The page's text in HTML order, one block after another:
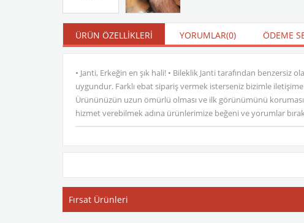
ÜRÜN ÖZELLIKLERI YORUMLAR(0) ÖDEME
• Janti, Erkeğin en şık hali! • Bileklik Janti tarafından benzersiz
uygundur. Farklı ebat sipariş vermek isterseniz bizimle
Ürününüzün uzun ömürlü olması ve ilk görünümünü koruması
hizmet verebilmek adına ürünlerimize beğeni ve yorumlar
Fırsat Ürünleri